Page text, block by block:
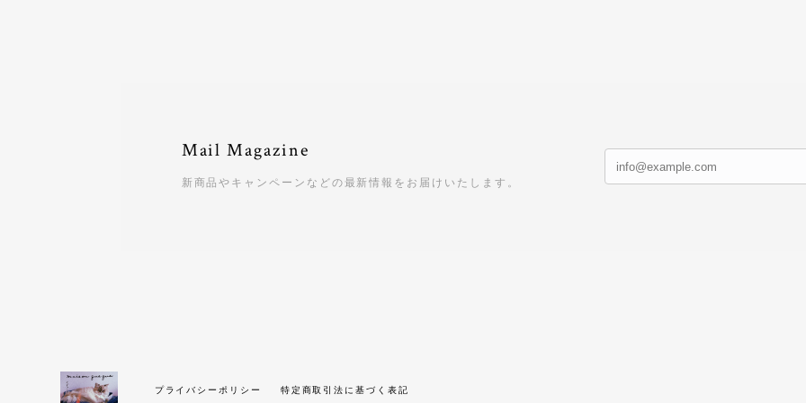
Mail Magazine
新商品やキャンペーンなどの最新情報をお届けいたします。
プライバシーポリシー 特定商取引法に基づく表記